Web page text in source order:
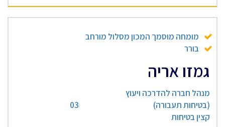
מומחה מוסמך המכון מסלול מורחב
בורר
גמזו אריה
מנהל חברה להדרכה ויעוץ
(בטיחות תעבורה)
קצין בטיחות
03